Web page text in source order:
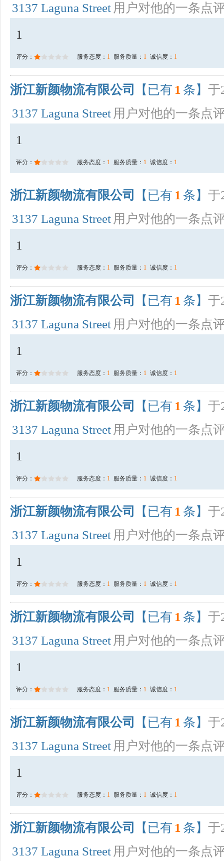
3137 Laguna Street 用户对他的一条点
1
评分： 服务态度： 1 服务质量： 1 诚信度： 1
浙江新颜物流有限公司 【已有 1 条】 于
3137 Laguna Street 用户对他的一条点
1
评分： 服务态度： 1 服务质量： 1 诚信度： 1
浙江新颜物流有限公司 【已有 1 条】 于
3137 Laguna Street 用户对他的一条点
1
评分： 服务态度： 1 服务质量： 1 诚信度： 1
浙江新颜物流有限公司 【已有 1 条】 于
3137 Laguna Street 用户对他的一条点
1
评分： 服务态度： 1 服务质量： 1 诚信度： 1
浙江新颜物流有限公司 【已有 1 条】 于
3137 Laguna Street 用户对他的一条点
1
评分： 服务态度： 1 服务质量： 1 诚信度： 1
浙江新颜物流有限公司 【已有 1 条】 于
3137 Laguna Street 用户对他的一条点
1
评分： 服务态度： 1 服务质量： 1 诚信度： 1
浙江新颜物流有限公司 【已有 1 条】 于
3137 Laguna Street 用户对他的一条点
1
评分： 服务态度： 1 服务质量： 1 诚信度： 1
浙江新颜物流有限公司 【已有 1 条】 于
3137 Laguna Street 用户对他的一条点
1
评分： 服务态度： 1 服务质量： 1 诚信度： 1
浙江新颜物流有限公司 【已有 1 条】 于
3137 Laguna Street 用户对他的一条点